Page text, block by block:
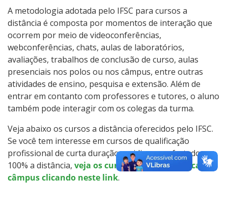
Como posso estudar no IFSC?
Calendário de inscrições
Processos Seletivos
Cotas
Inscrições e acompanhamento
Orientações para Matrícula
A metodologia adotada pelo IFSC para cursos a
distância é composta por momentos de interação que
ocorrem por meio de videoconferências,
webconferências, chats, aulas de laboratórios,
avaliações, trabalhos de conclusão de curso, aulas
presenciais nos polos ou nos câmpus, entre outras
atividades de ensino, pesquisa e extensão. Além de
entrar em contanto com professores e tutores, o aluno
também pode interagir com os colegas da turma.
Veja abaixo os cursos a distância oferecidos pelo IFSC.
Se você tem interesse em cursos de qualificação
profissional de curta duração ou idiomas, ofertados
100% a distância, veja os cursos oferecidos em cada
câmpus clicando neste link.